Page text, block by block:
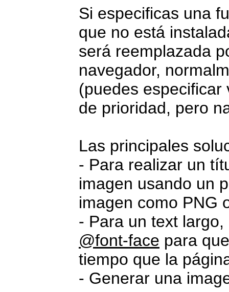
Si especificas una
que no está
será reemplazada
navegador,
(puedes
de prioridad, pero
Las principales
- Para realizar un
imagen usando un
imagen como PNG
- Para un text
@font-face para
tiempo que la
- Generar una